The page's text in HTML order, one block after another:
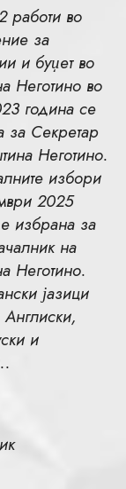
работи во
за
и буџет во
Неготино во
година се
за Секретар
Неготино.
избори
2025
избрана за
на
Неготино.
јазици
и